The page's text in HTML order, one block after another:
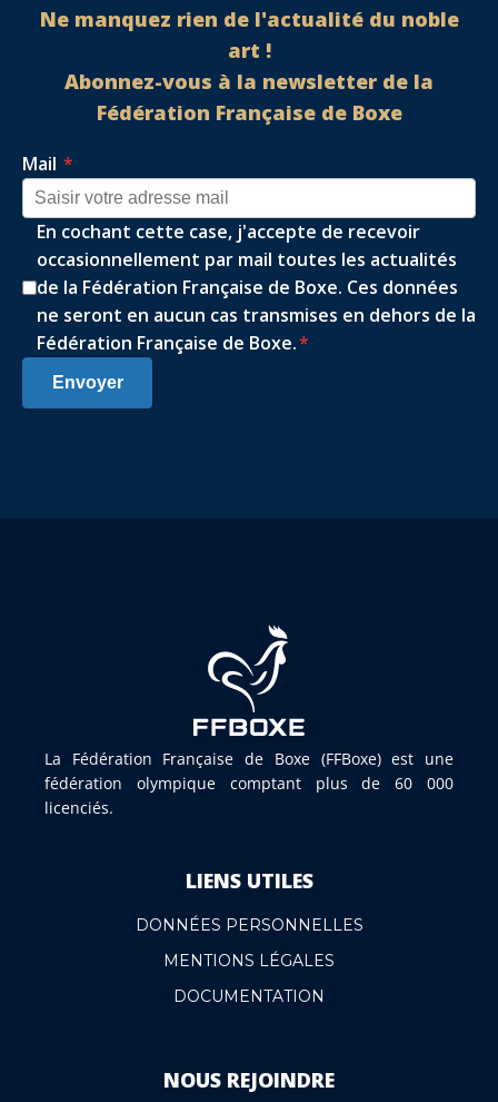
Ne manquez rien de l'actualité du noble
art !
Abonnez-vous à la newsletter de la
Fédération Française de Boxe
Mail *
En cochant cette case, j'accepte de recevoir
occasionnellement par mail toutes les actualités
de la Fédération Française de Boxe. Ces données
ne seront en aucun cas transmises en dehors de la
Fédération Française de Boxe.*
Envoyer
La Fédération Française de Boxe (FFBoxe) est une
fédération olympique comptant plus de 60 000
licenciés.
LIENS UTILES
DONNÉES PERSONNELLES
MENTIONS LÉGALES
DOCUMENTATION
NOUS REJOINDRE